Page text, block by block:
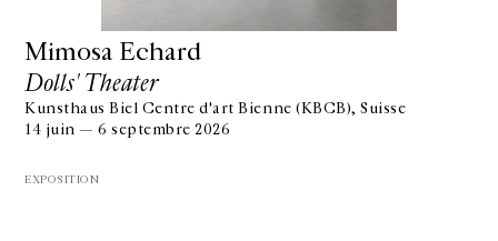
Mimosa Echard
Dolls' Theater
Kunsthaus Biel Centre d'art Bienne (KBCB), Suisse
14 juin — 6 septembre 2026
EXPOSITION